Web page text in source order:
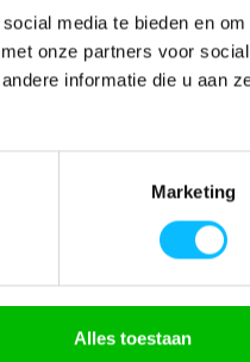
media te bieden en om
onze partners voor social
informatie die u aan
Marketing
Alles toestaan
met bamboe koolstof/
Elastaan